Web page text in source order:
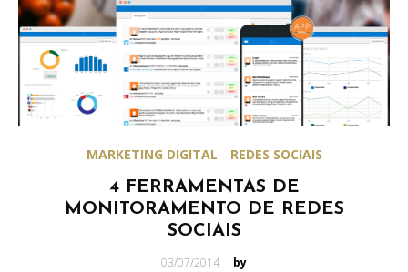
MARKETING DIGITAL REDES SOCIAIS
4 FERRAMENTAS DE
MONITORAMENTO DE REDES
SOCIAIS
Posted
03/07/2014 by